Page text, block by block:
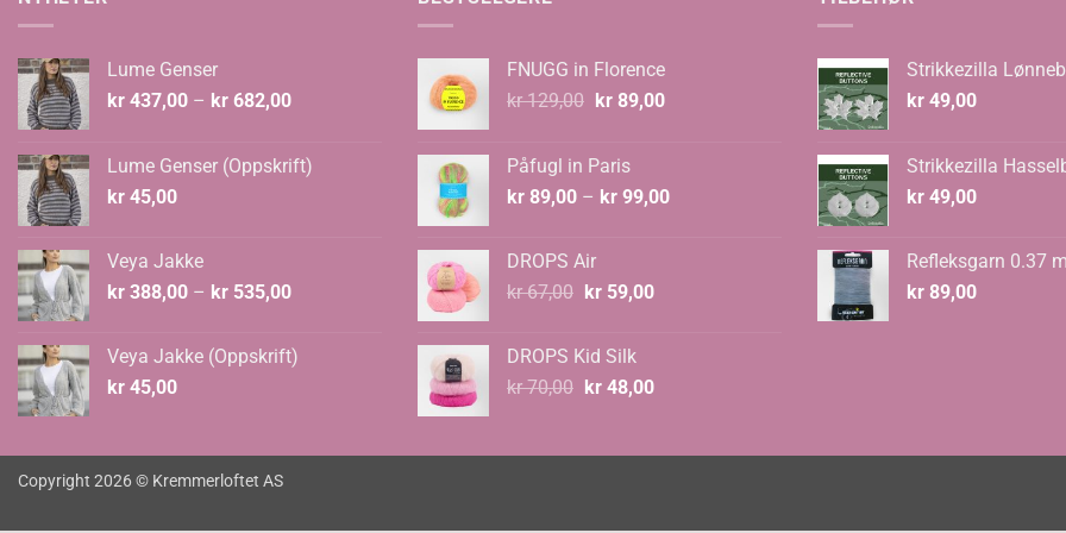
Lume Genser
kr 437,00 – kr 682,00Prisområde:
kr 682,00
Lume Genser (Oppskrift)
kr 45,00
Veya Jakke
kr 388,00 – kr 535,00Prisområde:
kr 535,00
Veya Jakke (Oppskrift)
kr 45,00
FNUGG in Florence
kr129,00 Opprinnelig
kr 129,00.
kr89,00Nåværende
Påfugl in Paris
kr 89,00 – kr 99,00Prisområde:
DROPS Air
kr67,00 Opprinnelig
kr 67,00.
kr59,00Nåværende
DROPS Kid Silk
kr70,00 Opprinnelig
kr 70,00.
kr48,00Nåværende
kr 48,00.
Strikkezilla
kr 49,00
Strikkezilla
kr 49,00
Refleksgarn 0.37
kr 89,00
Copyright 2026 © Kremmerloftet AS